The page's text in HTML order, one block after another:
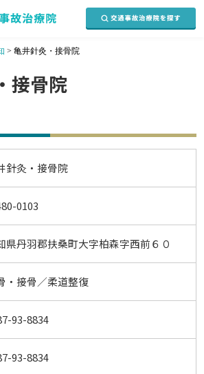
> 亀井針灸・接骨院
接骨院
針灸・接骨院
0103
県丹羽郡扶桑町大字柏森字西前６０
・接骨／柔道整復
93-8834
93-8834